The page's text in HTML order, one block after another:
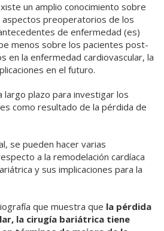
un amplio conocimiento sobre
aspectos preoperatorios de los
de enfermedad (es)
menos sobre los pacientes post-
en la enfermedad cardiovascular, la
en el futuro.
largo plazo para investigar los
como resultado de la pérdida de
se pueden hacer varias
a la remodelación cardíaca
y sus implicaciones para la
que muestra que la pérdida
la cirugía bariátrica tiene